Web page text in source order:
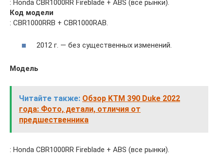
: Honda CBR1000RR Fireblade + ABS (все рынки).
Код модели
: CBR1000RRB + CBR1000RAB.
2012 г. — без существенных изменений.
Модель
Читайте также: Обзор KTM 390 Duke 2022
года: Фото, детали, отличия от
предшественника
: Honda CBR1000RR Fireblade + ABS (все рынки).